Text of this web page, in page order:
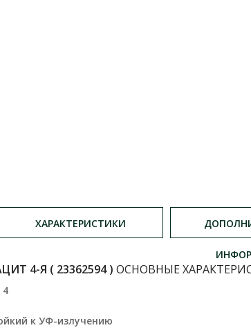
ХАРАКТЕРИСТИКИ
4-Я ( 23362594 ) ОСНОВНЫЕ
4
к УФ-излучению